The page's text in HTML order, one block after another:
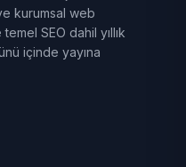
kurumsal web
temel SEO dahil yıllık
içinde yayına